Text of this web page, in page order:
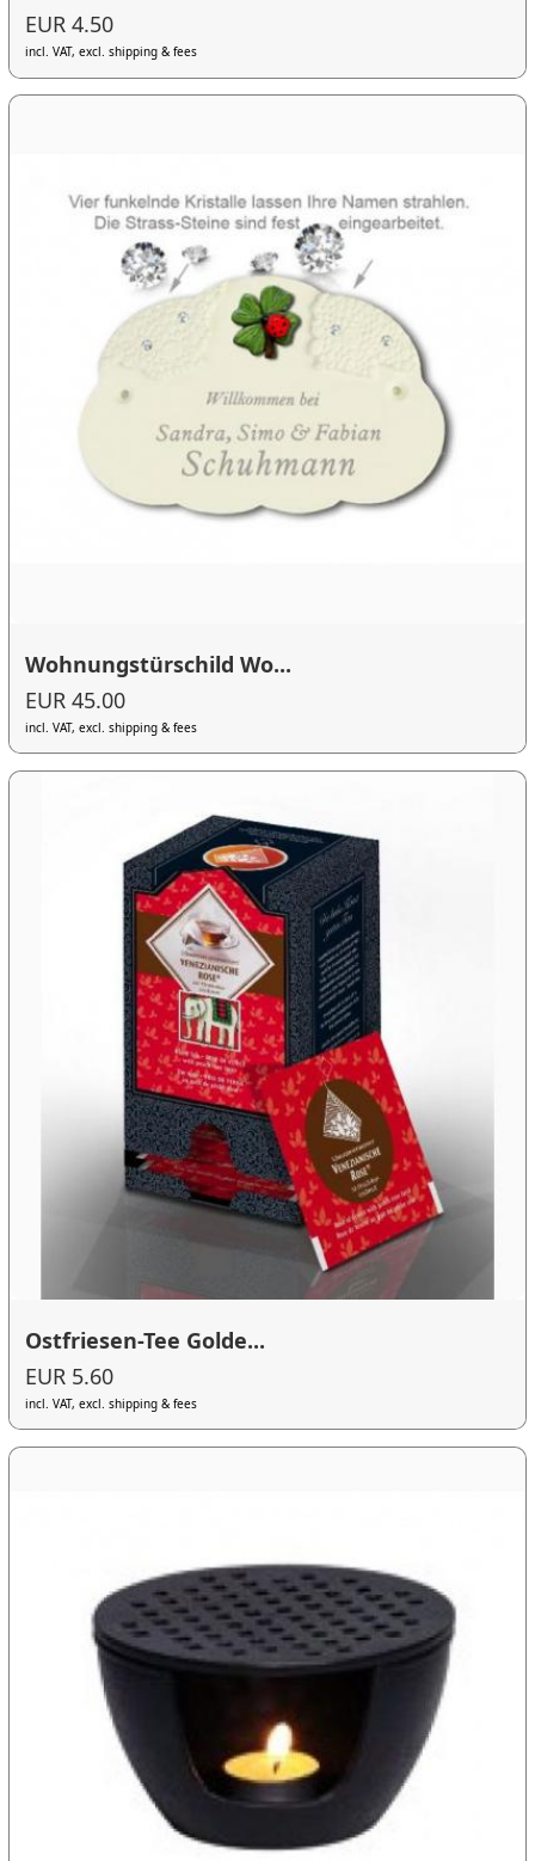
EUR 4.50
incl. VAT, excl. shipping & fees
Wohnungstürschild Wo...
EUR 45.00
incl. VAT, excl. shipping & fees
Ostfriesen-Tee Golde...
EUR 5.60
incl. VAT, excl. shipping & fees